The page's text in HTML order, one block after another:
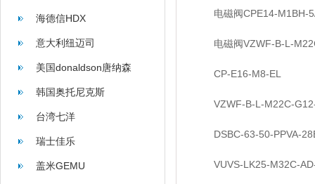
海德信HDX
意大利纽迈司
美国donaldson唐纳森
韩国奥托尼克斯
台湾七洋
瑞士佳乐
盖米GEMU
电磁阀CPE14-M1BH-
电磁阀VZWF-B-L-
CP-E16-M8-EL
VZWF-B-L-M22C-G12-
DSBC-63-50-PPVA-
VUVS-LK25-M32C-